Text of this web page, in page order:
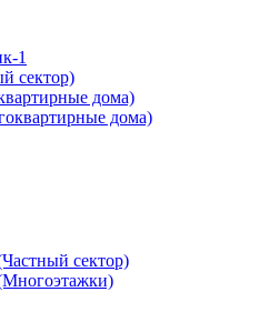
1
сектор)
дома)
дома)
сектор)